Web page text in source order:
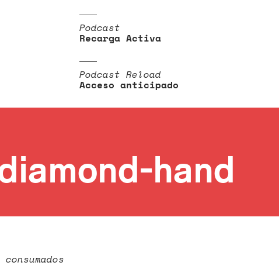
Podcast
Recarga Activa
Podcast Reload
Acceso anticipado
hand